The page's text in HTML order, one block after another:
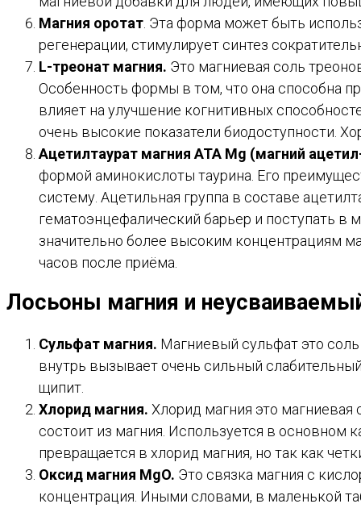
Магния оротат . Эта форма может быть
регенерации, стимулирует синтез
L-треонат магния. Это магниевая соль
Особенность формы в том, что она способна
влияет на улучшение когнитивных
очень высокие показатели биодоступности.
Ацетилтаурат магния ATA Mg (магний
формой аминокислоты таурина. Его
систему. Ацетильная группа в составе
гематоэнцефалический барьер и поступать в
значительно более высоким концентрациям
часов после приёма.
Лосьоны магния и
Сульфат магния. Магниевый сульфат это
внутрь вызывает очень сильный
щипит.
Хлорид магния. Хлорид магния это
состоит из магния. Используется в основном
превращается в хлорид магния, но так как
Оксид магния MgO. Это связка магния с
концентрация. Иными словами, в маленькой